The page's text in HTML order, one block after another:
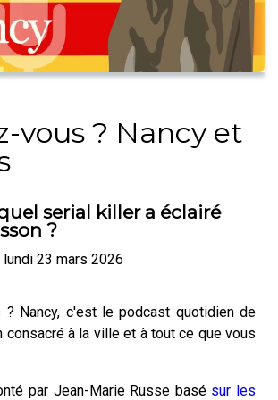
vous ? Nancy et
serial killer a éclairé
?
lundi 23 mars 2026
? Nancy, c'est le podcast quotidien de
consacré à la ville et à tout ce que vous
par Jean-Marie Russe basésur les